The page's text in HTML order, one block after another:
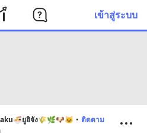
เข้าสู่ระบบ
ยูอิจัง🌾🌿🐶🐱 • ติดตาม